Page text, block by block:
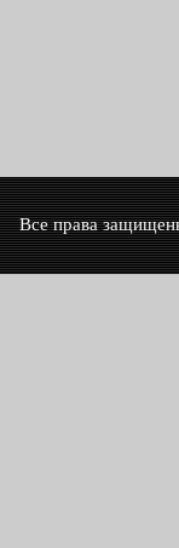
Все права